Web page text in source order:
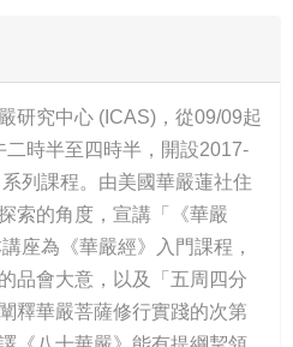
研究中心 (ICAS)，從09/09起
時半至四時半，開設2017-
列課程。由美國華嚴蓮社住
索的角度，宣講「《華嚴
座為《華嚴經》入門課程，
品會大意，以及「五周四分
釋華嚴菩薩修行實踐的次第